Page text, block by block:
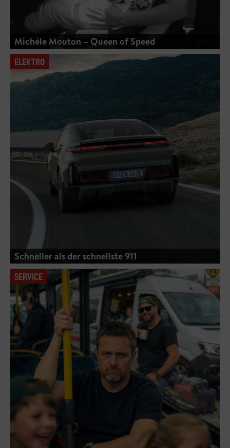
Michèle Mouton – Queen of Speed
ELEKTRO
Schneller als der schnellste 911
SERVICE